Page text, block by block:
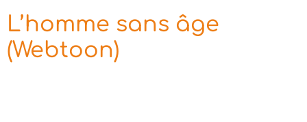
L’homme sans âge
(Webtoon)